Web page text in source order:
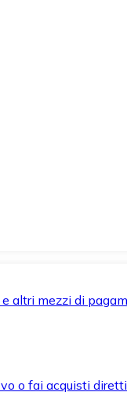
altri mezzi di
o fai acquisti